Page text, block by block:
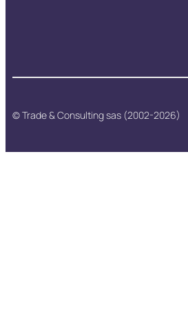
© Trade & Consulting sas (2002-2026)